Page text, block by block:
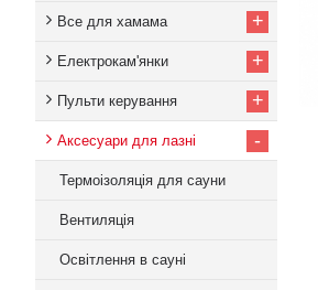
Все для хамама +
Електрокам'янки +
Пульти керування +
Аксесуари для лазні -
Термоізоляція для сауни
Вентиляція
Освітлення в сауні